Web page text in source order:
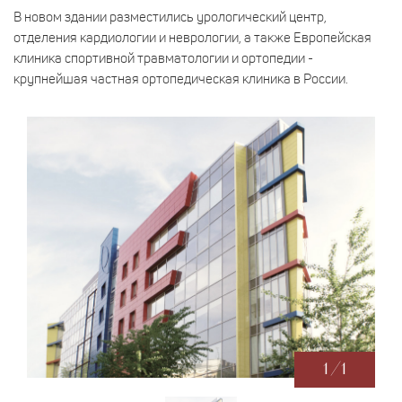
В новом здании разместились урологический центр,
отделения кардиологии и неврологии, а также Европейская
клиника спортивной травматологии и ортопедии -
крупнейшая частная ортопедическая клиника в России.
1 /1